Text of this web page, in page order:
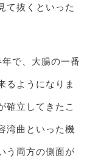
て抜くといった
で、大腸の一番
るようになりま
確立してきたこ
湾曲といった機
う両方の側面が